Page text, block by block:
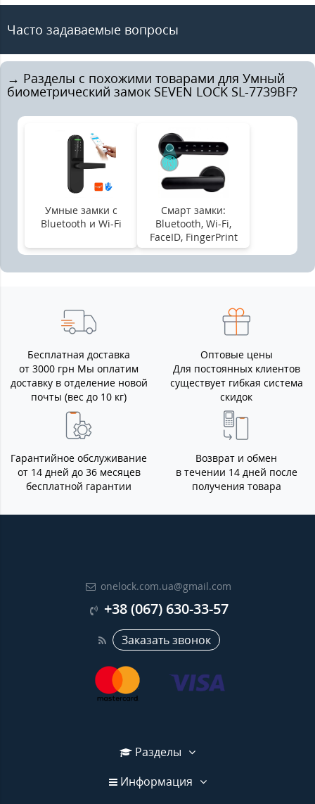
Часто задаваемые вопросы
→ Разделы с похожими товарами для Умный
биометрический замок SEVEN LOCK SL-7739BF?
Умные замки с
Bluetooth и Wi-Fi
Смарт замки:
Bluetooth, Wi-Fi,
FaceID, FingerPrint
Бесплатная доставка
от 3000 грн Мы оплатим
доставку в отделение новой
почты (вес до 10 кг)
Оптовые цены
Для постоянных клиентов
существует гибкая система
скидок
Гарантийное обслуживание
от 14 дней до 36 месяцев
бесплатной гарантии
Возврат и обмен
в течении 14 дней после
получения товара
onelock.com.ua@gmail.com
+38 (067) 630-33-57
Заказать звонок
Разделы
Информация